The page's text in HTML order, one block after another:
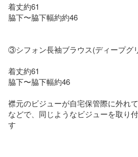
着丈約61
脇下〜脇下幅約約46
③シフォン長袖ブラウス(ディープグ
着丈約61
脇下〜脇下幅約46
襟元のビジューが自宅保管際に外れ
などで、同じようなビジューを取り
す